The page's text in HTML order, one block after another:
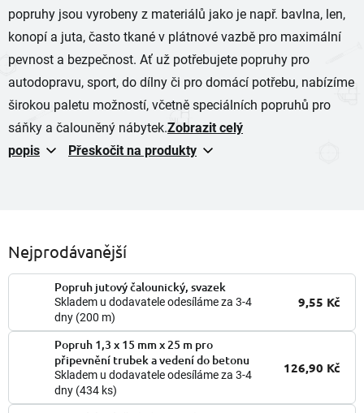
popruhy jsou vyrobeny z materiálů jako je např. bavlna, len,
konopí a juta, často tkané v plátnové vazbě pro maximální
pevnost a bezpečnost. Ať už potřebujete popruhy pro
autodopravu, sport, do dílny či pro domácí potřebu, nabízíme
širokou paletu možností, včetně speciálních popruhů pro
sáňky a čalouněný nábytek.Zobrazit celý
popis
Přeskočit na produkty
Nejprodávanější
Popruh jutový čalounický, svazek
Skladem u dodavatele odesíláme za 3-4
dny (200 m)
9,55 Kč
Popruh 1,3 x 15 mm x 25 m pro
připevnění trubek a vedení do betonu
Skladem u dodavatele odesíláme za 3-4
dny (434 ks)
126,90 Kč